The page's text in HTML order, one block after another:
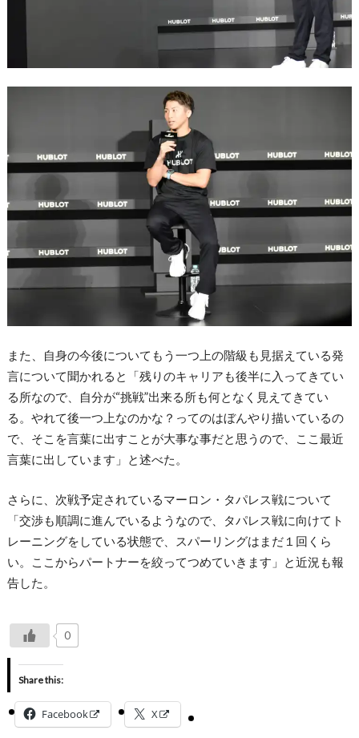
また、自身の今後についてもう一つ上の階級も見据えている発
言について聞かれると「残りのキャリアも後半に入ってきてい
る所なので、自分が“挑戦”出来る所も何となく見えてきてい
る。やれて後一つ上なのかな？ってのはぼんやり描いているの
で、そこを言葉に出すことが大事な事だと思うので、ここ最近
言葉に出しています」と述べた。
さらに、次戦予定されているマーロン・タパレス戦について
「交渉も順調に進んでいるようなので、タパレス戦に向けてト
レーニングをしている状態で、スパーリングはまだ１回くら
い。ここからパートナーを絞ってつめていきます」と近況も報
告した。
0
Share this:
Facebook X